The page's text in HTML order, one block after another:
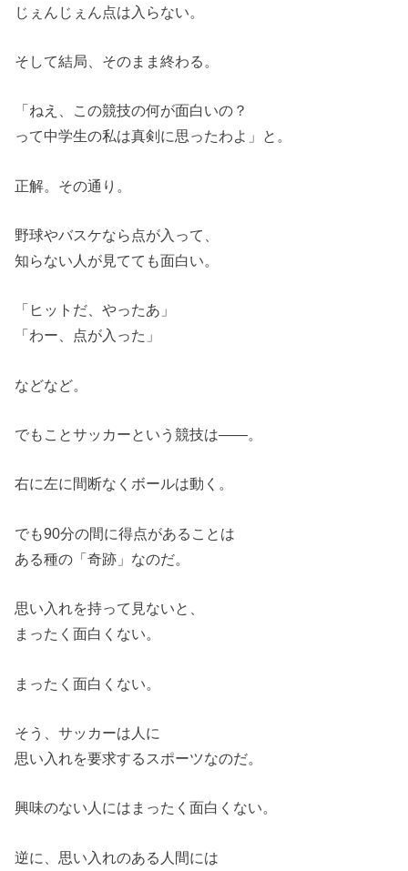
じぇんじぇん点は入らない。
そして結局、そのまま終わる。
「ねえ、この競技の何が面白いの？
って中学生の私は真剣に思ったわよ」と。
正解。その通り。
野球やバスケなら点が入って、
知らない人が見てても面白い。
「ヒットだ、やったあ」
「わー、点が入った」
などなど。
でもことサッカーという競技は――。
右に左に間断なくボールは動く。
でも90分の間に得点があることは
ある種の「奇跡」なのだ。
思い入れを持って見ないと、
まったく面白くない。
まったく面白くない。
そう、サッカーは人に
思い入れを要求するスポーツなのだ。
興味のない人にはまったく面白くない。
逆に、思い入れのある人間には